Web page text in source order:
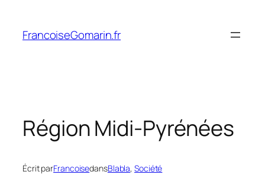
contenu
FrancoiseGomarin.fr
Région Midi-Pyrénées
Écrit parFrancoisedansBlabla, Société